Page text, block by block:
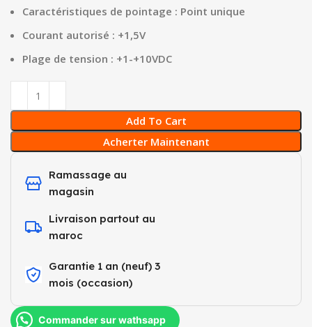
Caractéristiques de pointage : Point unique
Courant autorisé : +1,5V
Plage de tension : +1-+10VDC
Add To Cart
Acherter Maintenant
Ramassage au
magasin
Livraison partout au
maroc
Garantie 1 an (neuf) 3
mois (occasion)​
Commander sur wathsapp